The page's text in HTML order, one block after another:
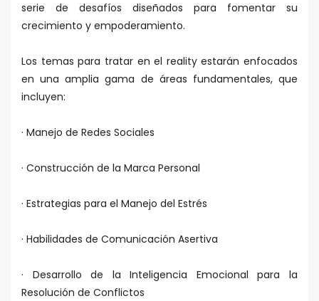
serie de desafíos diseñados para fomentar su
crecimiento y empoderamiento.
Los temas para tratar en el reality estarán enfocados
en una amplia gama de áreas fundamentales, que
incluyen:
· Manejo de Redes Sociales
· Construcción de la Marca Personal
· Estrategias para el Manejo del Estrés
· Habilidades de Comunicación Asertiva
· Desarrollo de la Inteligencia Emocional para la
Resolución de Conflictos